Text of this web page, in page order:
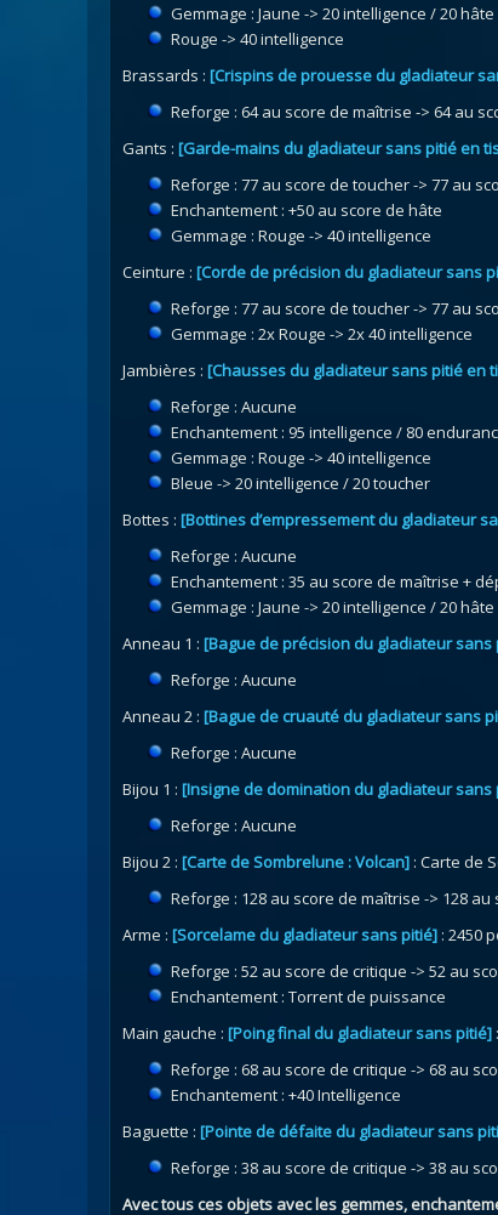
Gemmage : Jaune -> 20 intelligence / 20 hâte
Rouge -> 40 intelligence
Brassards : [Crispins de prouesse du gladiateur
Reforge : 64 au score de maîtrise -> 64 au
Gants : [Garde-mains du gladiateur sans pitié en
Reforge : 77 au score de toucher -> 77 au
Enchantement : +50 au score de hâte
Gemmage : Rouge -> 40 intelligence
Ceinture : [Corde de précision du gladiateur sans
Reforge : 77 au score de toucher -> 77 au
Gemmage : 2x Rouge -> 2x 40 intelligence
Jambières : [Chausses du gladiateur sans pitié en
Reforge : Aucune
Enchantement : 95 intelligence / 80
Gemmage : Rouge -> 40 intelligence
Bleue -> 20 intelligence / 20 toucher
Bottes : [Bottines d’empressement du gladiateur
Reforge : Aucune
Enchantement : 35 au score de maîtrise +
Gemmage : Jaune -> 20 intelligence / 20 hâte
Anneau 1 : [Bague de précision du gladiateur sans
Reforge : Aucune
Anneau 2 : [Bague de cruauté du gladiateur sans
Reforge : Aucune
Bijou 1 : [Insigne de domination du gladiateur sans
Reforge : Aucune
Bijou 2 : [Carte de Sombrelune : Volcan] : Carte de
Reforge : 128 au score de maîtrise -> 128
Arme : [Sorcelame du gladiateur sans pitié] : 2450
Reforge : 52 au score de critique -> 52 au
Enchantement : Torrent de puissance
Main gauche : [Poing final du gladiateur sans pitié]
Reforge : 68 au score de critique -> 68 au
Enchantement : +40 Intelligence
Baguette : [Pointe de défaite du gladiateur sans
Reforge : 38 au score de critique -> 38 au
Avec tous ces objets avec les gemmes,